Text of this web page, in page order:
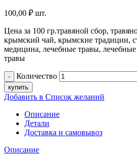
100,00 ₽ шт.
Цена за 100 гр.травяной сбор,
крымский чай, крымские традиции,
медицина, лечебные травы,
травы
Количество
купить
Добавить в Список желаний
Описание
Детали
Доставка и самовывоз
Описание